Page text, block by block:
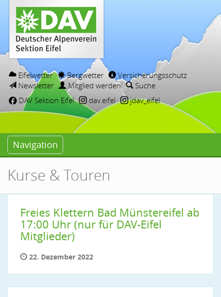
Eifelwetter Bergwetter
Versicherungsschutz
Newsletter
Mitglied werden
Suche
DAV Sektion Eifel
dav.eifel jdav_eifel
Navigation
Kurse & Touren
Freies Klettern Bad Münstereifel ab
17:00 Uhr (nur für DAV-Eifel
Mitglieder)
22. Dezember 2022